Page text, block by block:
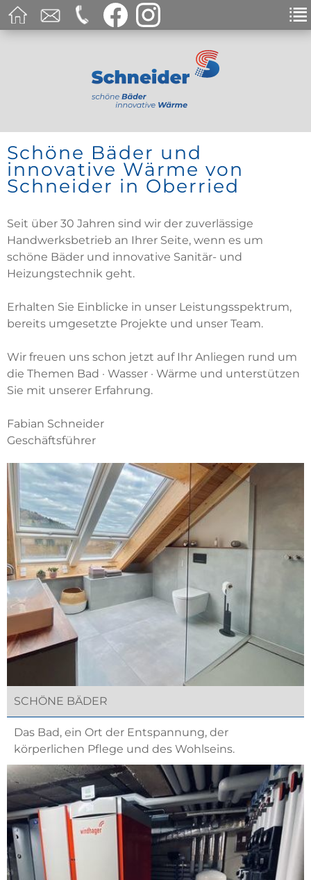
Schöne Bäder und
innovative Wärme von
Schneider in Oberried
Seit über 30 Jahren sind wir der zuverlässige
Handwerksbetrieb an Ihrer Seite, wenn es um
schöne Bäder und innovative Sanitär- und
Heizungstechnik geht.
Erhalten Sie Einblicke in unser Leistungsspektrum,
bereits umgesetzte Projekte und unser Team.
Wir freuen uns schon jetzt auf Ihr Anliegen rund um
die Themen Bad · Wasser · Wärme und unterstützen
Sie mit unserer Erfahrung.
Fabian Schneider
Geschäftsführer
SCHÖNE BÄDER
Das Bad, ein Ort der Entspannung, der
körperlichen Pflege und des Wohlseins.